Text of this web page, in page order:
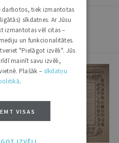
uz privāto dzīvi
darbotos, tiek izmantotas
sīkdatnes. Ar Jūsu
izmantotas vēl citas –
un funkcionalitātes.
"Pielāgot izvēli". Jūs
mainīt savu izvēli,
Plašāk – sīkdatņu
.
VISAS